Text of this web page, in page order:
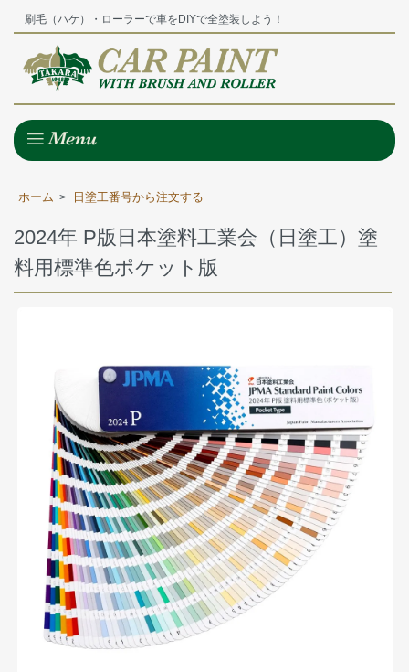
刷毛（ハケ）・ローラーで車をDIYで全塗装しよう！
ホーム > 日塗工番号から注文する
2024年 P版日本塗料工業会（日塗工）塗
料用標準色ポケット版